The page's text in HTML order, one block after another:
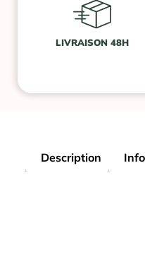
LIVRAISON 48H
Description